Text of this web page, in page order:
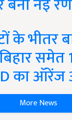
के भीतर
समेत
का ऑरेंज
More News